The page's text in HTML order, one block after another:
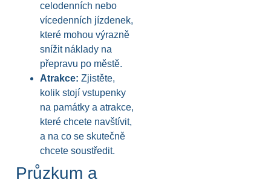
celodenních nebo
vícedenních jízdenek,
které mohou výrazně
snížit náklady na
přepravu po městě.
Atrakce: Zjistěte,
kolik stojí vstupenky
na památky a atrakce,
které chcete navštívit,
a na co se skutečně
chcete soustředit.
Průzkum a